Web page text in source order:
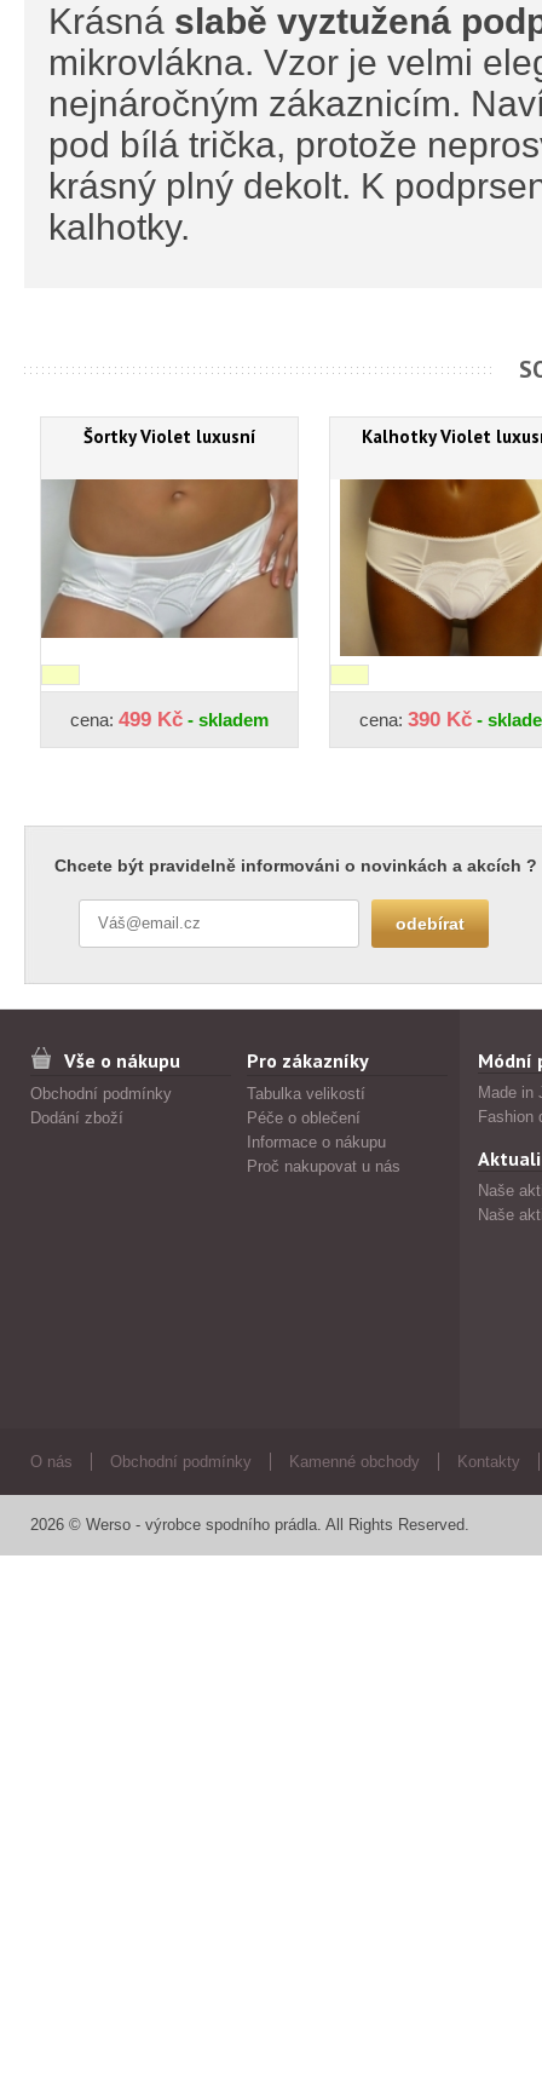
Krásná slabě vyztužená
mikrovlákna. Vzor je velmi
nejnáročným zákaznicím.
pod bílá trička, protože
krásný plný dekolt. K
kalhotky.
Šortky Violet luxusní
cena: 499 Kč - skladem
Kalhotky Violet
cena: 390 Kč -
Chcete být pravidelně informováni o novinkách a akcích ?
Vše o nákupu
Obchodní podmínky
Dodání zboží
Pro zákazníky
Tabulka velikostí
Péče o oblečení
Informace o nákupu
Proč nakupovat u nás
Módní
Made in
Fashion
Naše
Naše
O nás Obchodní podmínky Kamenné obchody Kontakty
2026 © Werso - výrobce spodního prádla. All Rights Reserved.